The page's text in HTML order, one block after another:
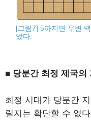
[그림7] 5까지면 우변
었다.
■ 당분간 최정 제국의
최정 시대가 당분간
릴지는 확단할 수 없